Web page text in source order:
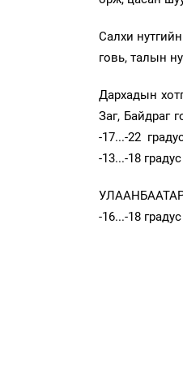
Салхи
говь, талын
Дархадын
Заг, Байдраг
-17...-22
-13...-18
УЛААНБААТАР
-16...-18